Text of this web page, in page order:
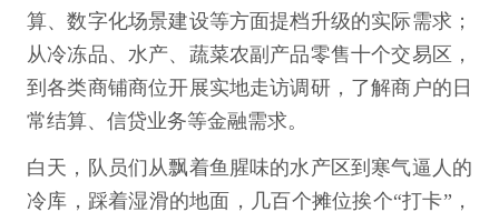
算、数字化场景建设等方面提档升级的实际需求；
从冷冻品、水产、蔬菜农副产品零售十个交易区，
到各类商铺商位开展实地走访调研，了解商户的日
常结算、信贷业务等金融需求。
白天，队员们从飘着鱼腥味的水产区到寒气逼人的
冷库，踩着湿滑的地面，几百个摊位挨个“打卡”，